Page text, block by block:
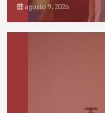
agosto 9, 2026